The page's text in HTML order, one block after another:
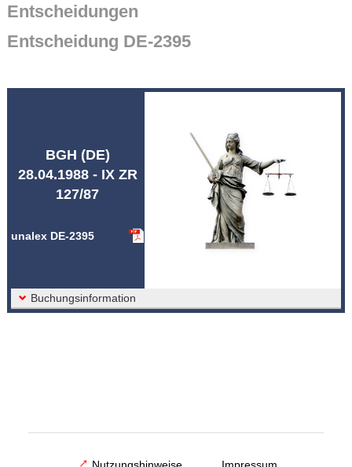
Normtexte
Rechtsprechung
Entscheidungen
Entscheidung DE-2395
BGH (DE)
28.04.1988 - IX ZR
127/87
unalex DE-2395
Buchungsinformation
Nutzungshinweise Impressum